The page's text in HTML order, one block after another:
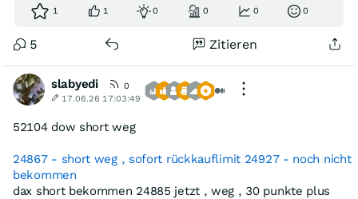
1 1 0 0 0 0
5 Zitieren
slabyedi
0
17.06.26 17:03:49
52104 dow short weg
24867 - short weg , sofort rückkauflimit 24927 - noch nicht
bekommen
dax short bekommen 24885 jetzt , weg , 30 punkte plus